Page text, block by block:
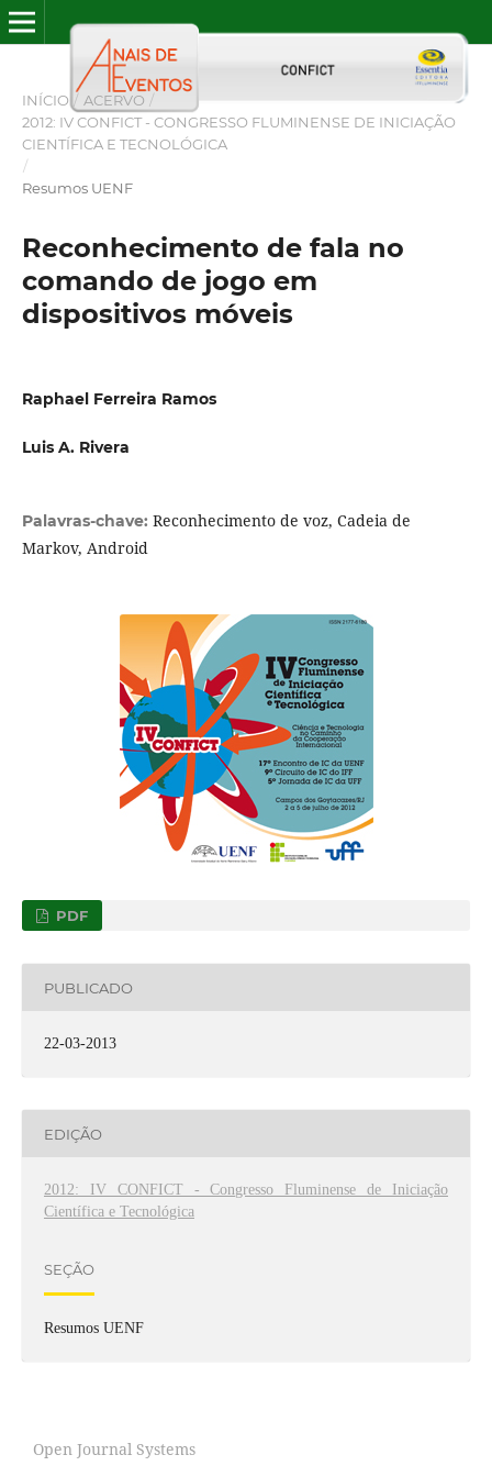
INÍCIO / ACERVO /
2012: IV CONFICT - CONGRESSO FLUMINENSE DE INICIAÇÃO
CIENTÍFICA E TECNOLÓGICA
/
Resumos UENF
Reconhecimento de fala no
comando de jogo em
dispositivos móveis
Raphael Ferreira Ramos
Luis A. Rivera
Palavras-chave: Reconhecimento de voz, Cadeia de
Markov, Android
PDF
PUBLICADO
22-03-2013
EDIÇÃO
2012: IV CONFICT - Congresso Fluminense de Iniciação
Científica e Tecnológica
SEÇÃO
Resumos UENF
Open Journal Systems